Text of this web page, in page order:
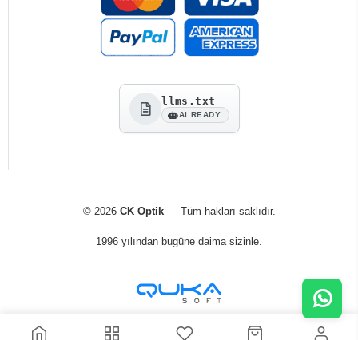
llms.txt
AI READY
© 2026 CK Optik— Tüm hakları saklıdır.
1996 yılından bugüne daima sizinle.